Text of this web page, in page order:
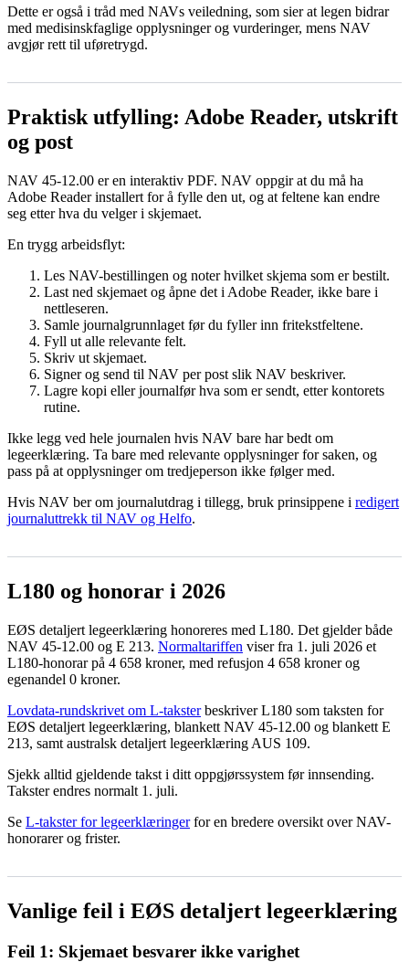
Dette er også i tråd med NAVs veiledning, som sier at legen bidrar
med medisinskfaglige opplysninger og vurderinger, mens NAV
avgjør rett til uføretrygd.
Praktisk utfylling: Adobe Reader, utskrift
og post
NAV 45-12.00 er en interaktiv PDF. NAV oppgir at du må ha
Adobe Reader installert for å fylle den ut, og at feltene kan endre
seg etter hva du velger i skjemaet.
En trygg arbeidsflyt:
Les NAV-bestillingen og noter hvilket skjema som er bestilt.
Last ned skjemaet og åpne det i Adobe Reader, ikke bare i
nettleseren.
Samle journalgrunnlaget før du fyller inn fritekstfeltene.
Fyll ut alle relevante felt.
Skriv ut skjemaet.
Signer og send til NAV per post slik NAV beskriver.
Lagre kopi eller journalfør hva som er sendt, etter kontorets
rutine.
Ikke legg ved hele journalen hvis NAV bare har bedt om
legeerklæring. Ta bare med relevante opplysninger for saken, og
pass på at opplysninger om tredjeperson ikke følger med.
Hvis NAV ber om journalutdrag i tillegg, bruk prinsippene i redigert
journaluttrekk til NAV og Helfo.
L180 og honorar i 2026
EØS detaljert legeerklæring honoreres med L180. Det gjelder både
NAV 45-12.00 og E 213. Normaltariffen viser fra 1. juli 2026 et
L180-honorar på 4 658 kroner, med refusjon 4 658 kroner og
egenandel 0 kroner.
Lovdata-rundskrivet om L-taksterbeskriver L180 som taksten for
EØS detaljert legeerklæring, blankett NAV 45-12.00 og blankett E
213, samt australsk detaljert legeerklæring AUS 109.
Sjekk alltid gjeldende takst i ditt oppgjørssystem før innsending.
Takster endres normalt 1. juli.
Se L-takster for legeerklæringerfor en bredere oversikt over NAV-
honorarer og frister.
Vanlige feil i EØS detaljert legeerklæring
Feil 1: Skjemaet besvarer ikke varighet